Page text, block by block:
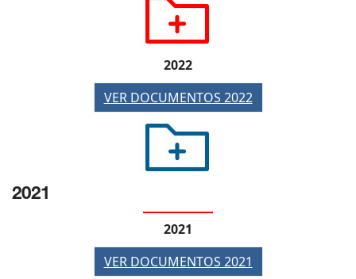
2022
VER DOCUMENTOS 2022
2021
2021
VER DOCUMENTOS 2021